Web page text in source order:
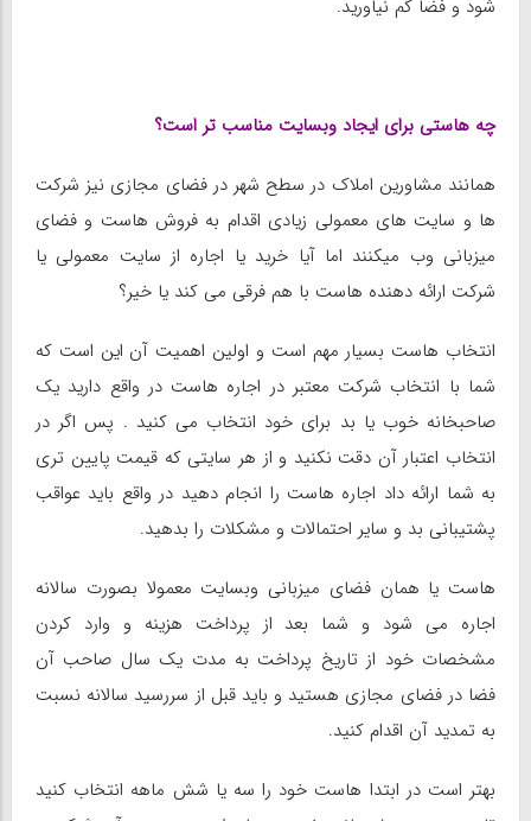
شود و فضا کم نیاورید.
چه هاستی برای ایجاد وبسایت مناسب تر است؟
همانند مشاورین املاک در سطح شهر در فضای مجازی نیز شرکت
ها و سایت های معمولی زیادی اقدام به فروش هاست و فضای
میزبانی وب میکنند اما آیا خرید یا اجاره از سایت معمولی یا
شرکت ارائه دهنده هاست با هم فرقی می کند یا خیر؟
انتخاب هاست بسیار مهم است و اولین اهمیت آن این است که
شما با انتخاب شرکت معتبر در اجاره هاست در واقع دارید یک
صاحبخانه خوب یا بد برای خود انتخاب می کنید . پس اگر در
انتخاب اعتبار آن دقت نکنید و از هر سایتی که قیمت پایین تری
به شما ارائه داد اجاره هاست را انجام دهید در واقع باید عواقب
پشتیبانی بد و سایر احتمالات و مشکلات را بدهید.
هاست یا همان فضای میزبانی وبسایت معمولا بصورت سالانه
اجاره می شود و شما بعد از پرداخت هزینه و وارد کردن
مشخصات خود از تاریخ پرداخت به مدت یک سال صاحب آن
فضا در فضای مجازی هستید و باید قبل از سررسید سالانه نسبت
به تمدید آن اقدام کنید.
بهتر است در ابتدا هاست خود را سه یا شش ماهه انتخاب کنید